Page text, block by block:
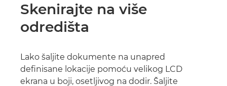
Skenirajte na više
odredišta
Lako šaljite dokumente na unapred
definisane lokacije pomoću velikog LCD
ekrana u boji, osetljivog na dodir. Šaljite